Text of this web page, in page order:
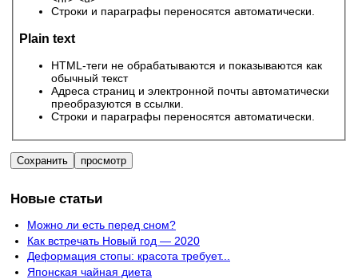
Строки и параграфы переносятся автоматически.
Plain text
HTML-теги не обрабатываются и показываются как
обычный текст
Адреса страниц и электронной почты автоматически
преобразуются в ссылки.
Строки и параграфы переносятся автоматически.
Новые статьи
Можно ли есть перед сном?
Как встречать Новый год — 2020
Деформация стопы: красота требует...
Японская чайная диета